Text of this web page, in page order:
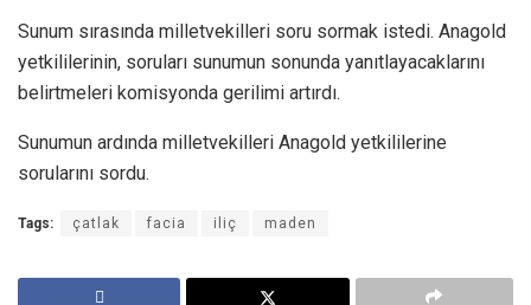
Sunum sırasında milletvekilleri soru sormak istedi. Anagold
yetkililerinin, soruları sunumun sonunda yanıtlayacaklarını
belirtmeleri komisyonda gerilimi artırdı.
Sunumun ardında milletvekilleri Anagold yetkililerine
sorularını sordu.
Tags: çatlak facia iliç maden